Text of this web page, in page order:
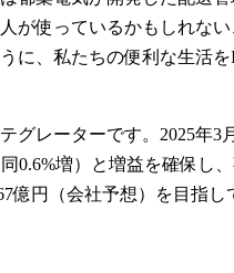
が使っているかもしれな
に、私たちの便利な生活
グレーターです。2025年3
0.6%増）と増益を確保し
億円（会社予想）を目指